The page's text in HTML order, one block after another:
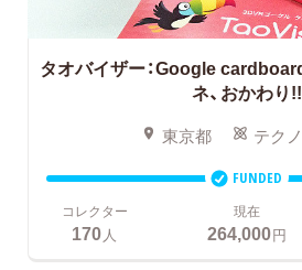
タオバイザー：Google
ネ、おかわり!!
東京都 テク
FUNDED
コレクター
170 人
現在
264,000円